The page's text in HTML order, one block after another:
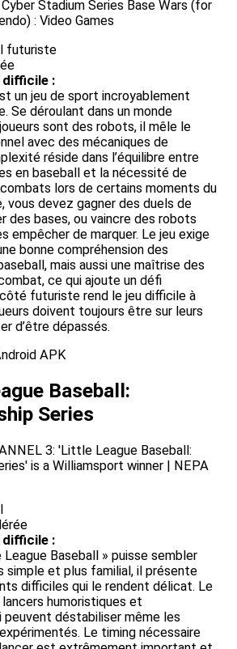
futuriste
difficile :
un jeu de sport incroyablement
Se déroulant dans un monde
sont des robots, il mêle le
avec des mécaniques de
réside dans l’équilibre entre
en baseball et la nécessité de
lors de certains moments du
vous devez gagner des duels de
des bases, ou vaincre des robots
empêcher de marquer. Le jeu exige
bonne compréhension des
mais aussi une maîtrise des
ce qui ajoute un défi
futuriste rend le jeu difficile à
doivent toujours être sur leurs
d’être dépassés.
APK
Baseball:
Series
difficile :
League Baseball » puisse sembler
simple et plus familial, il présente
difficiles qui le rendent délicat. Le
humoristiques et
peuvent déstabiliser même les
Le timing nécessaire